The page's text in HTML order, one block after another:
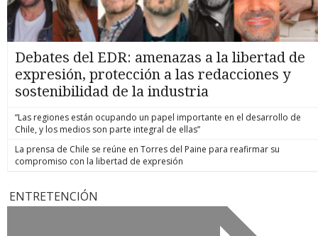
Debates del EDR: amenazas a la libertad de
expresión, protección a las redacciones y
sostenibilidad de la industria
“Las regiones están ocupando un papel importante en el desarrollo de
Chile, y los medios son parte integral de ellas”
La prensa de Chile se reúne en Torres del Paine para reafirmar su
compromiso con la libertad de expresión
ENTRETENCIÓN